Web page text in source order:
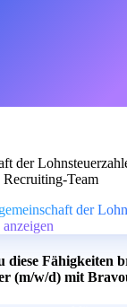
der
Team
der
diese Fähigkeiten
(m/w/d) mit